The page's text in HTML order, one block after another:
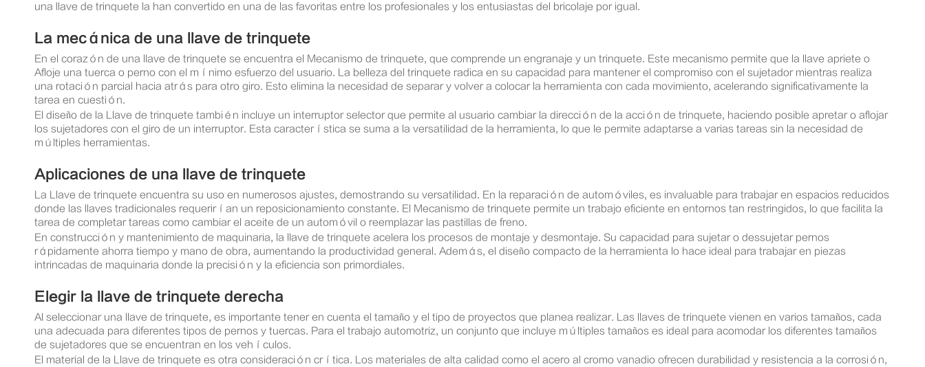
una llave de trinquete la han convertido en una de las favoritas entre los profesionales y los entusiastas del bricolaje por igual.
La mecánica de una llave de trinquete
En el corazón de una llave de trinquete se encuentra el Mecanismo de trinquete, que comprende un engranaje y un trinquete. Este mecanismo permite que la llave apriete o
Afloje una tuerca o perno con el mínimo esfuerzo del usuario. La belleza del trinquete radica en su capacidad para mantener el compromiso con el sujetador mientras realiza
una rotación parcial hacia atrás para otro giro. Esto elimina la necesidad de separar y volver a colocar la herramienta con cada movimiento, acelerando significativamente la
tarea en cuestión.
El diseño de la Llave de trinquete también incluye un interruptor selector que permite al usuario cambiar la dirección de la acción de trinquete, haciendo posible apretar o aflojar
los sujetadores con el giro de un interruptor. Esta característica se suma a la versatilidad de la herramienta, lo que le permite adaptarse a varias tareas sin la necesidad de
múltiples herramientas.
Aplicaciones de una llave de trinquete
La Llave de trinquete encuentra su uso en numerosos ajustes, demostrando su versatilidad. En la reparación de automóviles, es invaluable para trabajar en espacios reducidos
donde las llaves tradicionales requerirían un reposicionamiento constante. El Mecanismo de trinquete permite un trabajo eficiente en entornos tan restringidos, lo que facilita la
tarea de completar tareas como cambiar el aceite de un automóvil o reemplazar las pastillas de freno.
En construcción y mantenimiento de maquinaria, la llave de trinquete acelera los procesos de montaje y desmontaje. Su capacidad para sujetar o dessujetar pernos
rápidamente ahorra tiempo y mano de obra, aumentando la productividad general. Además, el diseño compacto de la herramienta lo hace ideal para trabajar en piezas
intrincadas de maquinaria donde la precisión y la eficiencia son primordiales.
Elegir la llave de trinquete derecha
Al seleccionar una llave de trinquete, es importante tener en cuenta el tamaño y el tipo de proyectos que planea realizar. Las llaves de trinquete vienen en varios tamaños, cada
una adecuada para diferentes tipos de pernos y tuercas. Para el trabajo automotriz, un conjunto que incluye múltiples tamaños es ideal para acomodar los diferentes tamaños
de sujetadores que se encuentran en los vehículos.
El material de la Llave de trinquete es otra consideración crítica. Los materiales de alta calidad como el acero al cromo vanadio ofrecen durabilidad y resistencia a la corrosión,